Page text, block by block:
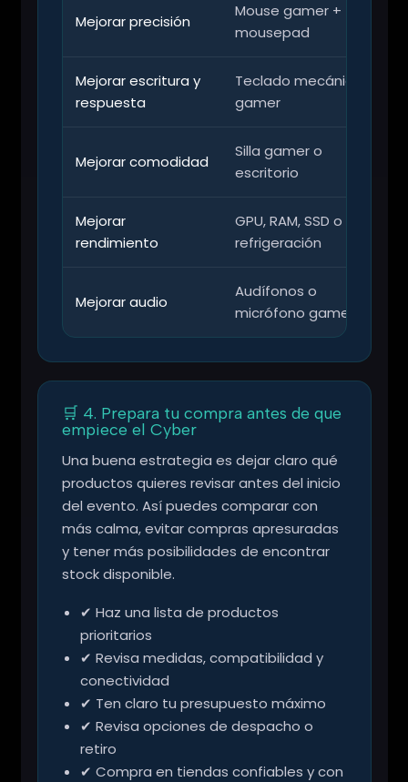
Mejorar precisión
Mouse gamer +
mousepad
Mejorar escritura y
respuesta
Teclado mecánico
gamer
Mejorar comodidad
Silla gamer o
escritorio
Mejorar
rendimiento
GPU, RAM, SSD o
refrigeración
Mejorar audio
Audífonos o
micrófono gamer
🛒 4. Prepara tu compra antes de que
empiece el Cyber
Una buena estrategia es dejar claro qué
productos quieres revisar antes del inicio
del evento. Así puedes comparar con
más calma, evitar compras apresuradas
y tener más posibilidades de encontrar
stock disponible.
✔ Haz una lista de productos
prioritarios
✔ Revisa medidas, compatibilidad y
conectividad
✔ Ten claro tu presupuesto máximo
✔ Revisa opciones de despacho o
retiro
✔ Compra en tiendas confiables y con